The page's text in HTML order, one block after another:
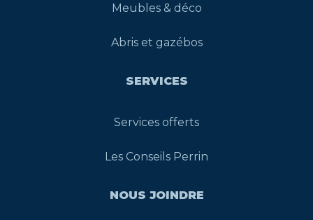
Meubles & déco
Abris et gazébos
SERVICES
Services offerts
Les Conseils Perrin
NOUS JOINDRE